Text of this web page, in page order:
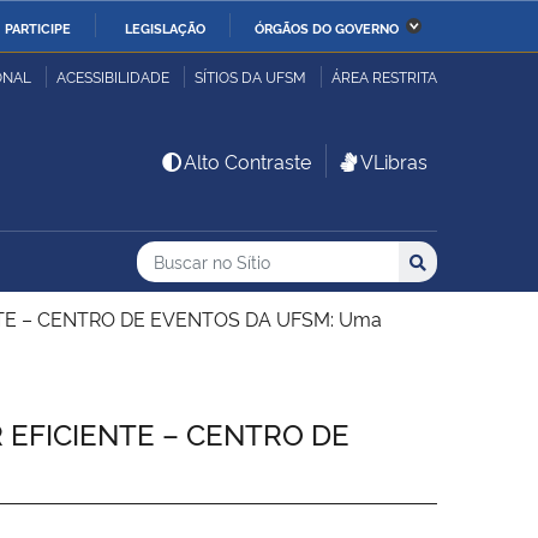
PARTICIPE LEGISLAÇÃO ÓRGÃOS DO GOVERNO
da Economia Ministério da Infraestrutura
Ministério da Ciência,
Tecnologia, Inovações e
e dos Direitos
ACESSIBILIDADE SÍTIOS DA UFSM ÁREA RESTRITA
Alto Contraste VLibras
Busca
Buscar no no Sítio
Busca: Buscar
CENTRO DE EVENTOS DA UFSM: Uma
– CENTRO DE